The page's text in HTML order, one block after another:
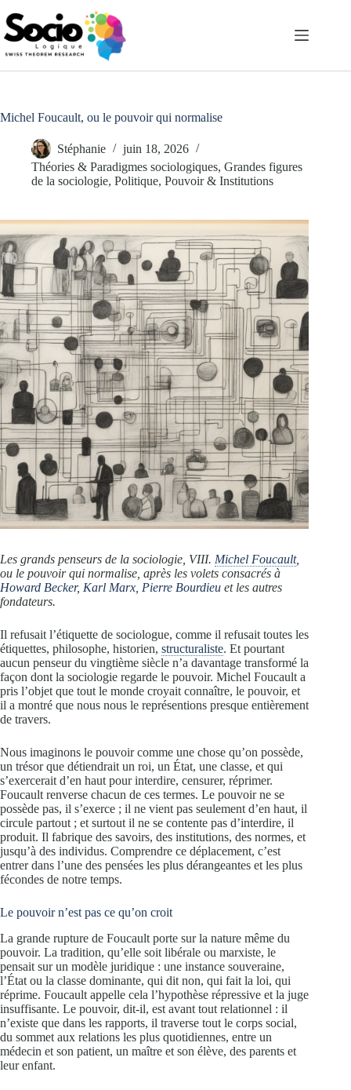
au
contenu
Michel Foucault, ou le pouvoir qui normalise
Stéphanie
juin 18, 2026
Théories & Paradigmes sociologiques, Grandes figures
de la sociologie, Politique, Pouvoir & Institutions
Les grands penseurs de la sociologie, VIII. Michel Foucault,
ou le pouvoir qui normalise, après les volets consacrés à
Howard Becker, Karl Marx Pierre Bourdieu et les autres
fondateurs.
Il refusait l’étiquette de sociologue, comme il refusait toutes les
étiquettes, philosophe, historien, structuraliste. Et pourtant
aucun penseur du vingtième siècle n’a davantage transformé la
façon dont la sociologie regarde le pouvoir. Michel Foucault a
pris l’objet que tout le monde croyait connaître, le pouvoir, et
il a montré que nous nous le représentions presque entièrement
de travers.
Nous imaginons le pouvoir comme une chose qu’on possède,
un trésor que détiendrait un roi, un État, une classe, et qui
s’exercerait d’en haut pour interdire, censurer, réprimer.
Foucault renverse chacun de ces termes. Le pouvoir ne se
possède pas, il s’exerce ; il ne vient pas seulement d’en haut, il
circule partout ; et surtout il ne se contente pas d’interdire, il
produit. Il fabrique des savoirs, des institutions, des normes, et
jusqu’à des individus. Comprendre ce déplacement, c’est
entrer dans l’une des pensées les plus dérangeantes et les plus
fécondes de notre temps.
Le pouvoir n’est pas ce qu’on croit
La grande rupture de Foucault porte sur la nature même du
pouvoir. La tradition, qu’elle soit libérale ou marxiste, le
pensait sur un modèle juridique : une instance souveraine,
l’État ou la classe dominante, qui dit non, qui fait la loi, qui
réprime. Foucault appelle cela l’hypothèse répressive et la juge
insuffisante. Le pouvoir, dit-il, est avant tout relationnel : il
n’existe que dans les rapports, il traverse tout le corps social,
du sommet aux relations les plus quotidiennes, entre un
médecin et son patient, un maître et son élève, des parents et
leur enfant.